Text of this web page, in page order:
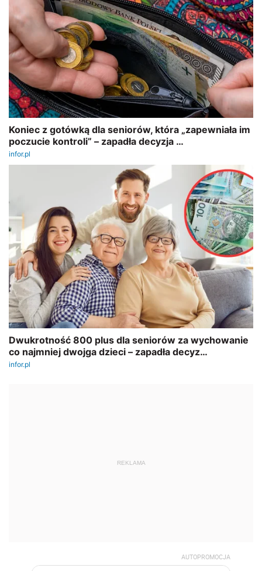
REKLAMA
AUTOPROMOCJA